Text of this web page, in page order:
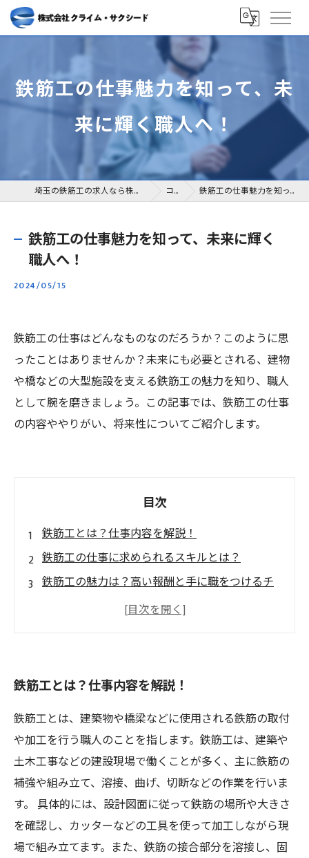
鉄筋工の仕事魅力を知って、未
来に輝く職人へ！
埼玉の鉄筋工の求人なら株式会社クライム・サクシード コラム 鉄筋工の仕事魅力を知って、未来に輝く職人へ！
鉄筋工の仕事魅力を知って、未来に輝く
職人へ！
2024/05/15
鉄筋工の仕事はどんなものなのだろうか？このように思
ったことはありませんか？未来にも必要とされる、建物
や橋などの大型施設を支える鉄筋工の魅力を知り、職人
として腕を磨きましょう。この記事では、鉄筋工の仕事
の内容ややりがい、将来性についてご紹介します。
目次
鉄筋工とは？仕事内容を解説！
鉄筋工の仕事に求められるスキルとは？
鉄筋工の魅力は？高い報酬と手に職をつけるチ
鉄筋工とは？仕事内容を解説！
鉄筋工とは、建築物や橋梁などに使用される鉄筋の取付
や加工を行う職人のことを指します。鉄筋工は、建築や
土木工事などの建設現場で働くことが多く、主に鉄筋の
補強や組み立て、溶接、曲げ、切断などの作業を行いま
す。 具体的には、設計図面に従って鉄筋の場所や大きさ
を確認し、カッターなどの工具を使って加工しながら現
場で組み立てます。また、鉄筋の接合部分を溶接し、固